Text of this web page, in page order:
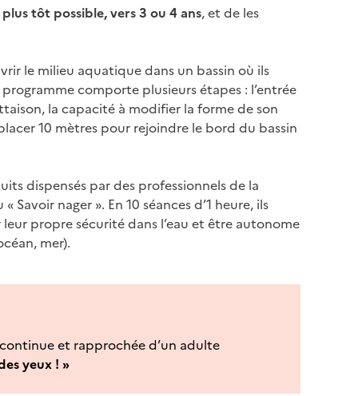
tôt possible, vers 3 ou 4 ans, et de les
le milieu aquatique dans un bassin où ils
comporte plusieurs étapes : l’entrée
la capacité à modifier la forme de son
10 mètres pour rejoindre le bord du bassin
dispensés par des professionnels de la
« Savoir nager ». En 10 séances d’1 heure, ils
propre sécurité dans l’eau et être autonome
mer).
et rapprochée d’un adulte
yeux ! »